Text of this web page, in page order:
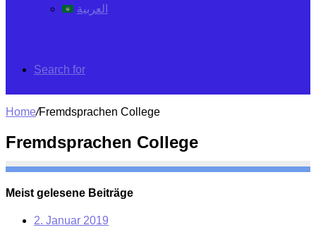
العربية
Search for
Home/Fremdsprachen College
Fremdsprachen College
Meist gelesene Beiträge
2. Januar 2019